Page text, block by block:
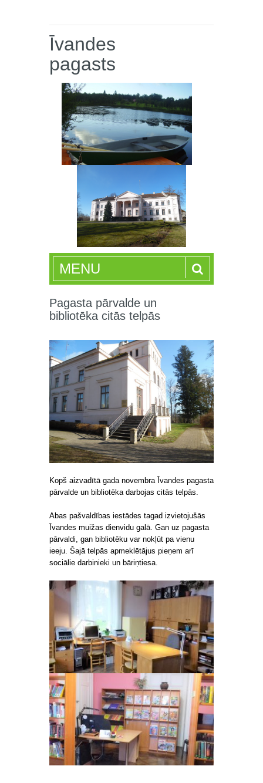
Īvandes
pagasts
MENU
Pagasta pārvalde un
bibliotēka citās telpās
Kopš aizvadītā gada novembra Īvandes pagasta
pārvalde un bibliotēka darbojas citās telpās.
Abas pašvaldības iestādes tagad izvietojušās
Īvandes muižas dienvidu galā. Gan uz pagasta
pārvaldi, gan bibliotēku var nokļūt pa vienu
ieeju. Šajā telpās apmeklētājus pieņem arī
sociālie darbinieki un bāriņtiesa.